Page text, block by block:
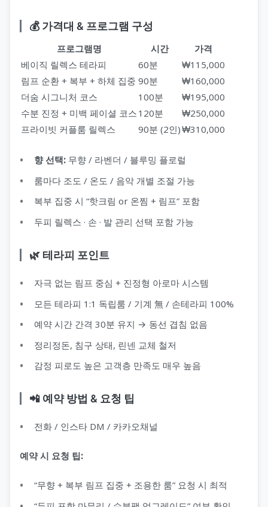
💰 가격대 & 프로그램 구성
프로그램명 시간
가격
베이직 릴렉스 테라피
60분
₩115,000
림프 순환 + 복부 + 하체 집중 90분
₩160,000
더숨 시그니처 코스
100분
₩195,000
수분 진정 + 미백 페이셜 코스 120분
₩250,000
프라이빗 커플룸 릴렉스
90분 (2인)₩310,000
향 선택: 무향 / 라벤더 / 블루밍 플로럴
룸마다 조도 / 온도 / 음악 개별 조절 가능
복부 집중 시 “핫크림 or 온찜 + 림프” 포함
두피 릴렉스 · 손 · 발 관리 선택 포함 가능
🌿 테라피 포인트
자극 없는 림프 중심 + 진정형 아로마 시스템
모든 테라피 1:1 독립룸 / 기계 無 / 손테라피 100%
예약 시간 간격 30분 유지 → 동선 겹침 없음
정리정돈, 침구 상태, 린넨 교체 철저
감정 피로도 높은 고객층 만족도 매우 높음
📲 예약 방법 & 요청 팁
전화 / 인스타 DM / 카카오채널
예약 시 요청 팁:
“무향 + 복부 림프 집중 + 조용한 룸” 요청 시 최적